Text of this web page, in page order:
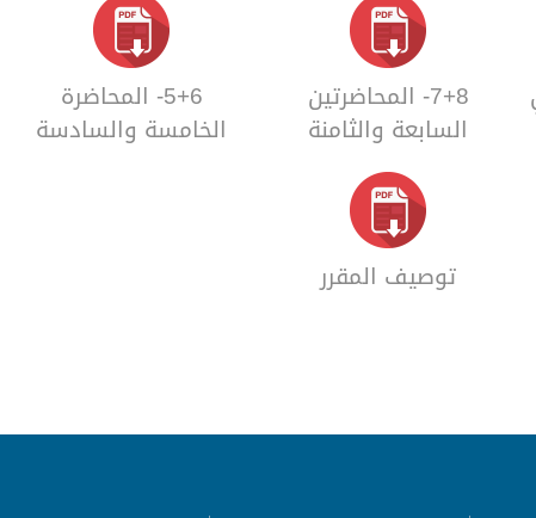
7+8- المحاضرتين
السابعة والثامنة
5+6- المحاضرة
الخامسة والسادسة
توصيف المقرر